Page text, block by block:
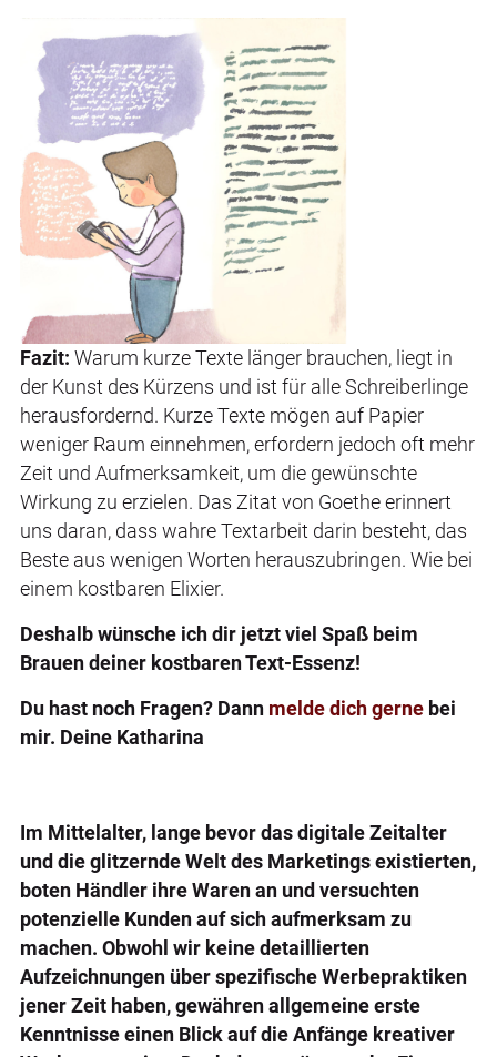
Fazit: Warum kurze Texte länger brauchen, liegt in
der Kunst des Kürzens und ist für alle Schreiberlinge
herausfordernd. Kurze Texte mögen auf Papier
weniger Raum einnehmen, erfordern jedoch oft mehr
Zeit und Aufmerksamkeit, um die gewünschte
Wirkung zu erzielen. Das Zitat von Goethe erinnert
uns daran, dass wahre Textarbeit darin besteht, das
Beste aus wenigen Worten herauszubringen. Wie bei
einem kostbaren Elixier.
Deshalb wünsche ich dir jetzt viel Spaß beim
Brauen deiner kostbaren Text-Essenz!
Du hast noch Fragen? Dann melde dich gernebei
mir. Deine Katharina
Im Mittelalter, lange bevor das digitale Zeitalter
und die glitzernde Welt des Marketings existierten,
boten Händler ihre Waren an und versuchten
potenzielle Kunden auf sich aufmerksam zu
machen. Obwohl wir keine detaillierten
Aufzeichnungen über spezifische Werbepraktiken
jener Zeit haben, gewähren allgemeine erste
Kenntnisse einen Blick auf die Anfänge kreativer